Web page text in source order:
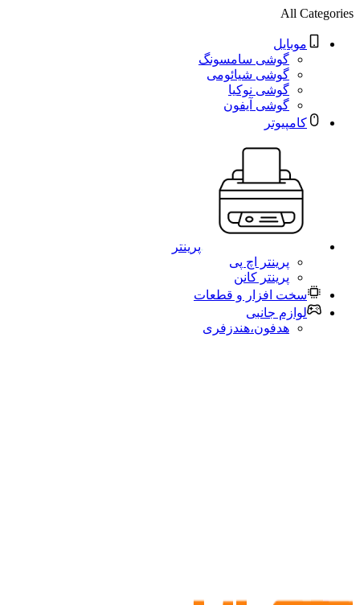
All Categories
موبایل
گوشی سامسونگ
گوشی شیائومی
گوشی نوکیا
گوشی آیفون
کامپیوتر
پرینتر
پرینتر اچ پی
پرینتر کانن
سخت افزار و قطعات
لوازم جانبی
هدفون،هندزفری